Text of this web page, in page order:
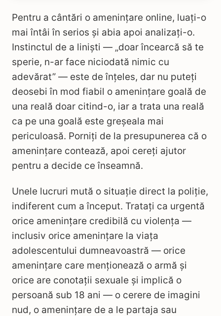
Pentru a cântări o amenințare online, luați-o
mai întâi în serios și abia apoi analizați-o.
Instinctul de a liniști — „doar încearcă să te
sperie, n-ar face niciodată nimic cu
adevărat” — este de înțeles, dar nu puteți
deosebi în mod fiabil o amenințare goală de
una reală doar citind-o, iar a trata una reală
ca pe una goală este greșeala mai
periculoasă. Porniți de la presupunerea că o
amenințare contează, apoi cereți ajutor
pentru a decide ce înseamnă.
Unele lucruri mută o situație direct la poliție,
indiferent cum a început. Tratați ca urgentă
orice amenințare credibilă cu violența —
inclusiv orice amenințare la viața
adolescentului dumneavoastră — orice
amenințare care menționează o armă și
orice are conotații sexuale și implică o
persoană sub 18 ani — o cerere de imagini
nud, o amenințare de a le partaja sau